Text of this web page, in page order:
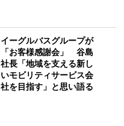
イーグルバスグループが
「お客様感謝会」 谷島
社長「地域を支える新し
いモビリティサービス会
社を目指す」と思い語る